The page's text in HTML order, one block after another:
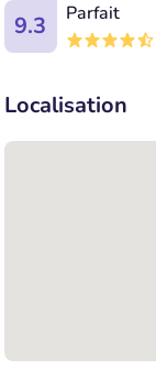
9.3
Parfait
Localisation